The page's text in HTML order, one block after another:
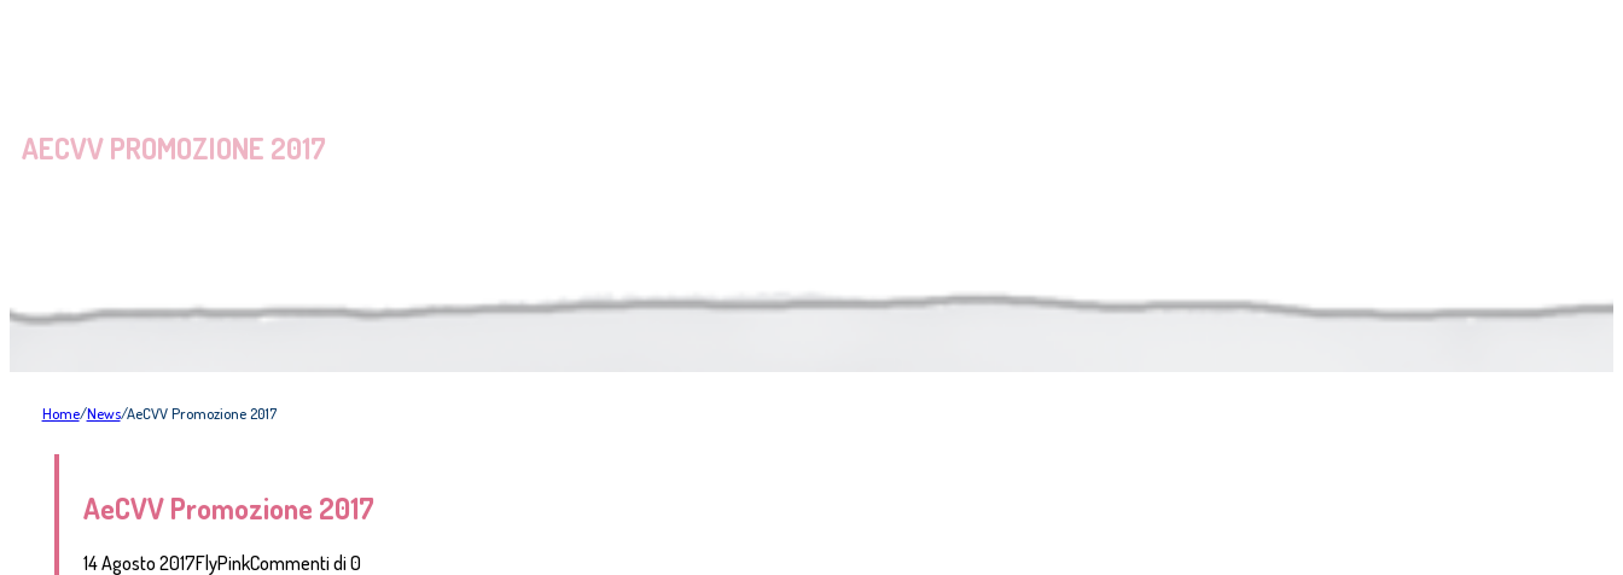
AECVV PROMOZIONE 2017
Home/News/AeCVV Promozione 2017
AeCVV Promozione 2017
14 Agosto 2017FlyPinkCommenti di 0